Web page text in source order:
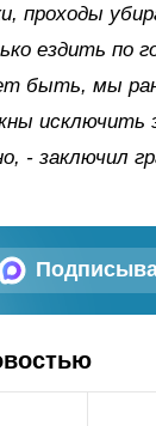
проходы
ездить по
быть, мы
- заключил